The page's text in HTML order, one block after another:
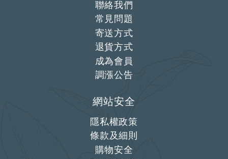
聯絡我們
常見問題
寄送方式
退貨方式
成為會員
調漲公告
網站安全
隱私權政策
條款及細則
購物安全